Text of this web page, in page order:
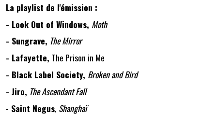
La playlist de l'émission :
- Look Out of Windows, Moth
- Sungrave, The Mirror
- Lafayette, The Prison in Me
- Black Label Society, Broken and Bird
- Jiro, The Ascendant Fall
- Saint Negus, Shanghaï